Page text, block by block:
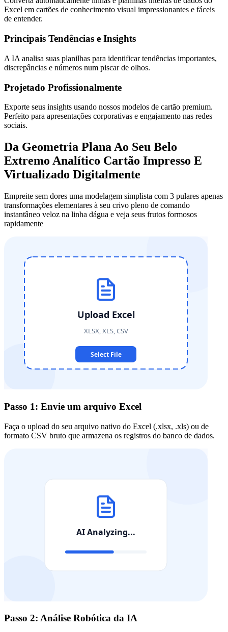
Excel em cartões de conhecimento visual impressionantes e fáceis
de entender.
Principais Tendências e Insights
A IA analisa suas planilhas para identificar tendências importantes,
discrepâncias e números num piscar de olhos.
Projetado Profissionalmente
Exporte seus insights usando nossos modelos de cartão premium.
Perfeito para apresentações corporativas e engajamento nas redes
sociais.
Da Geometria Plana Ao Seu Belo
Extremo Analítico Cartão Impresso E
Virtualizado Digitalmente
Empreite sem dores uma modelagem simplista com 3 pulares apenas
transformações elementares à seu crivo pleno de comando
instantâneo veloz na linha dágua e veja seus frutos formosos
rapidamente
Passo 1: Envie um arquivo Excel
Faça o upload do seu arquivo nativo do Excel (.xlsx, .xls) ou de
formato CSV bruto que armazena os registros do banco de dados.
Passo 2: Análise Robótica da IA